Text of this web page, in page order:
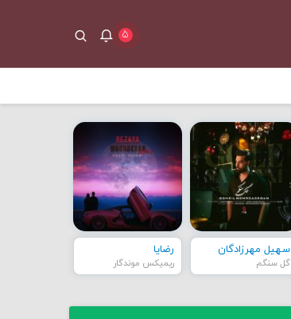
۵
سهیل مهرزادگان
گل سنگم
رضایا
ریمیکس موندگار